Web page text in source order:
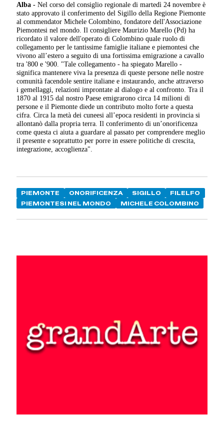
Alba -Nel corso del consiglio regionale di martedì 24 novembre è
stato approvato il conferimento del Sigillo della Regione Piemonte
al commendator Michele Colombino, fondatore dell'Associazione
Piemontesi nel mondo. Il consigliere Maurizio Marello (Pd) ha
ricordato il valore dell'operato di Colombino quale ruolo di
collegamento per le tantissime famiglie italiane e piemontesi che
vivono all’estero a seguito di una fortissima emigrazione a cavallo
tra '800 e '900. "Tale collegamento - ha spiegato Marello -
significa mantenere viva la presenza di queste persone nelle nostre
comunità facendole sentire italiane e instaurando, anche attraverso
i gemellaggi, relazioni improntate al dialogo e al confronto. Tra il
1870 al 1915 dal nostro Paese emigrarono circa 14 milioni di
persone e il Piemonte diede un contributo molto forte a questa
cifra. Circa la metà dei cuneesi all’epoca residenti in provincia si
allontanò dalla propria terra. Il conferimento di un’onorificenza
come questa ci aiuta a guardare al passato per comprendere meglio
il presente e soprattutto per porre in essere politiche di crescita,
integrazione, accoglienza".
PIEMONTE ONORIFICENZA SIGILLO
FILELFO
PIEMONTESI NEL MONDO
MICHELE COLOMBINO